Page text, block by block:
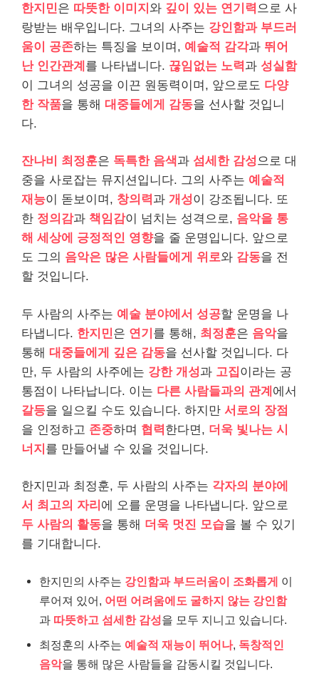
한지민은 따뜻한 이미지 와 깊이 있는 연기력 으로 사
랑받는 배우입니다. 그녀의 사주는 강인함과 부드러
움이 공존하는 특징을 보이며, 예술적 감각과 뛰어
난 인간관계 를 나타냅니다. 끊임없는 노력 과 성실함
이 그녀의 성공을 이끈 원동력이며, 앞으로도 다양
한 작품을 통해 대중들에게 감동을 선사할 것입니
다.
잔나비 최정훈은 독특한 음색과 섬세한 감성으로 대
중을 사로잡는 뮤지션입니다. 그의 사주는 예술적
재능이 돋보이며, 창의력 과 개성이 강조됩니다. 또
한 정의감과 책임감이 넘치는 성격으로, 음악을 통
해 세상에 긍정적인 영향을 줄 운명입니다. 앞으로
도 그의 음악은 많은 사람들에게 위로와 감동을 전
할 것입니다.
두 사람의 사주는 예술 분야에서 성공할 운명을 나
타냅니다. 한지민은 연기 를 통해, 최정훈은 음악을
통해 대중들에게 깊은 감동을 선사할 것입니다. 다
만, 두 사람의 사주에는 강한 개성과 고집이라는 공
통점이 나타납니다. 이는 다른 사람들과의 관계 에서
갈등을 일으킬 수도 있습니다. 하지만 서로의 장점
을 인정하고 존중하며 협력 한다면, 더욱 빛나는 시
너지 를 만들어낼 수 있을 것입니다.
한지민과 최정훈, 두 사람의 사주는 각자의 분야에
서 최고의 자리 에 오를 운명을 나타냅니다. 앞으로
두 사람의 활동을 통해 더욱 멋진 모습을 볼 수 있기
를 기대합니다.
한지민의 사주는 강인함과 부드러움이 조화롭게 이
루어져 있어, 어떤 어려움에도 굴하지 않는 강인함
과 따뜻하고 섬세한 감성을 모두 지니고 있습니다.
최정훈의 사주는 예술적 재능이 뛰어나, 독창적인
음악을 통해 많은 사람들을 감동시킬 것입니다.